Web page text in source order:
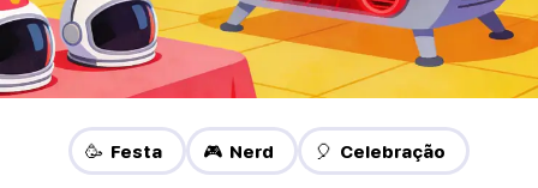
🥳 Festa 🎮 Nerd 🎈 Celebração